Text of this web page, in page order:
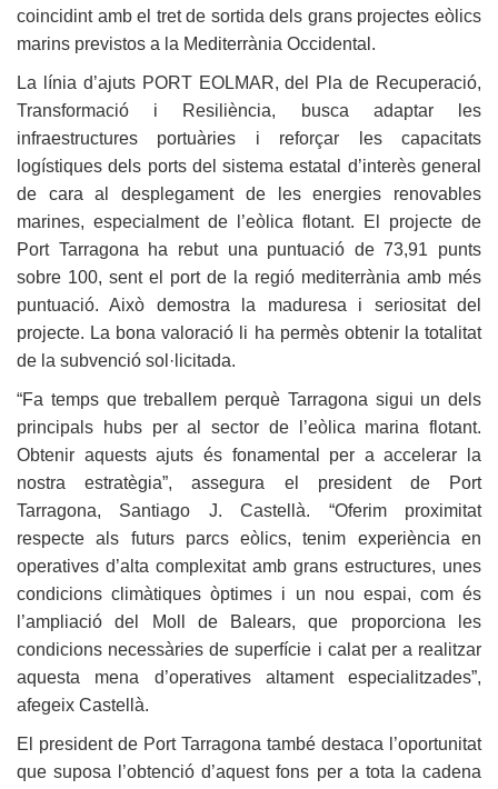
coincidint amb el tret de sortida dels grans projectes eòlics
marins previstos a la Mediterrània Occidental.
La línia d’ajuts PORT EOLMAR, del Pla de Recuperació,
Transformació i Resiliència, busca adaptar les
infraestructures portuàries i reforçar les capacitats
logístiques dels ports del sistema estatal d’interès general
de cara al desplegament de les energies renovables
marines, especialment de l’eòlica flotant. El projecte de
Port Tarragona ha rebut una puntuació de 73,91 punts
sobre 100, sent el port de la regió mediterrània amb més
puntuació. Això demostra la maduresa i seriositat del
projecte. La bona valoració li ha permès obtenir la totalitat
de la subvenció sol·licitada.
“Fa temps que treballem perquè Tarragona sigui un dels
principals hubs per al sector de l’eòlica marina flotant.
Obtenir aquests ajuts és fonamental per a accelerar la
nostra estratègia”, assegura el president de Port
Tarragona, Santiago J. Castellà. “Oferim proximitat
respecte als futurs parcs eòlics, tenim experiència en
operatives d’alta complexitat amb grans estructures, unes
condicions climàtiques òptimes i un nou espai, com és
l’ampliació del Moll de Balears, que proporciona les
condicions necessàries de superfície i calat per a realitzar
aquesta mena d’operatives altament especialitzades”,
afegeix Castellà.
El president de Port Tarragona també destaca l’oportunitat
que suposa l’obtenció d’aquest fons per a tota la cadena